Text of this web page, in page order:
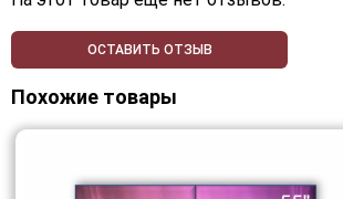
ОСТАВИТЬ ОТЗЫВ
Похожие товары